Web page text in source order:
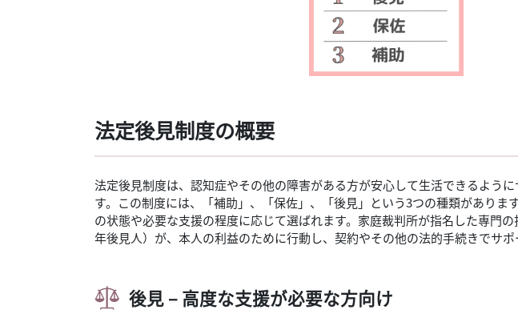
法定後見制度の概要
法定後見制度は、認知症やその他の障害がある方が安心して生活できるよう
す。この制度には、「補助」、「保佐」、「後見」という3つの種類がありま
の状態や必要な支援の程度に応じて選ばれます。家庭裁判所が指名した専門
年後見人）が、本人の利益のために行動し、契約やその他の法的手続きでサポ
後見 – 高度な支援が必要な方向け